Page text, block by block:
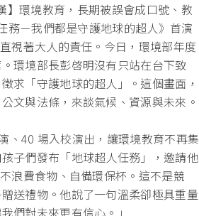
環境教育， 長期被誤會成口號、教
務－我們都是守護地球的超人》首演
視著大人的責任。今日， 環境部年度
環境部長彭啓明沒有只站在台下致
徵求「守護地球的超人」。這個畫面，
文與法條，來談氣候、 資源與未來。
、40 場入校演出，讓環境教育不再集
子們發布「地球超人任務」，邀請他
浪費食物、自備環保杯。這不是競
送禮物。他說了一句溫柔卻極具重量
們對未來更有信心。」